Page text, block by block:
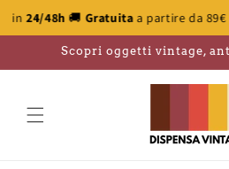
Gratuita a partire da 89€
Skip to
content
Scopri oggetti vintage,